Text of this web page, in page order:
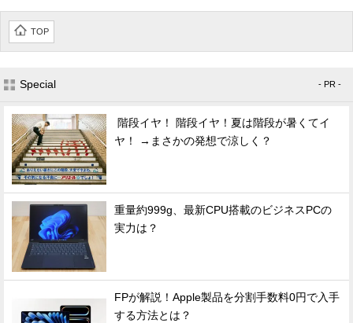
TOP
Special - PR -
階段イヤ！ 階段イヤ！夏は階段が暑くてイ
ヤ！ →まさかの発想で涼しく？
重量約999g、最新CPU搭載のビジネスPCの
実力は？
FPが解説！Apple製品を分割手数料0円で入手
する方法とは？